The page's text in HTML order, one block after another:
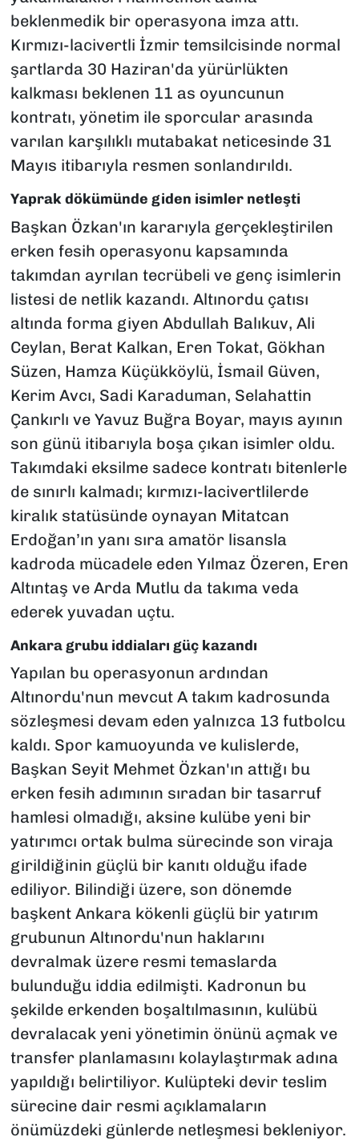
beklenmedik bir operasyona imza attı.
Kırmızı-lacivertli İzmir temsilcisinde normal
şartlarda 30 Haziran'da yürürlükten
kalkması beklenen 11 as oyuncunun
kontratı, yönetim ile sporcular arasında
varılan karşılıklı mutabakat neticesinde 31
Mayıs itibarıyla resmen sonlandırıldı.
Yaprak dökümünde giden isimler netleşti
Başkan Özkan'ın kararıyla gerçekleştirilen
erken fesih operasyonu kapsamında
takımdan ayrılan tecrübeli ve genç isimlerin
listesi de netlik kazandı. Altınordu çatısı
altında forma giyen Abdullah Balıkuv, Ali
Ceylan, Berat Kalkan, Eren Tokat, Gökhan
Süzen, Hamza Küçükköylü, İsmail Güven,
Kerim Avcı, Sadi Karaduman, Selahattin
Çankırlı ve Yavuz Buğra Boyar, mayıs ayının
son günü itibarıyla boşa çıkan isimler oldu.
Takımdaki eksilme sadece kontratı bitenlerle
de sınırlı kalmadı; kırmızı-lacivertlilerde
kiralık statüsünde oynayan Mitatcan
Erdoğan’ın yanı sıra amatör lisansla
kadroda mücadele eden Yılmaz Özeren, Eren
Altıntaş ve Arda Mutlu da takıma veda
ederek yuvadan uçtu.
Ankara grubu iddiaları güç kazandı
Yapılan bu operasyonun ardından
Altınordu'nun mevcut A takım kadrosunda
sözleşmesi devam eden yalnızca 13 futbolcu
kaldı. Spor kamuoyunda ve kulislerde,
Başkan Seyit Mehmet Özkan'ın attığı bu
erken fesih adımının sıradan bir tasarruf
hamlesi olmadığı, aksine kulübe yeni bir
yatırımcı ortak bulma sürecinde son viraja
girildiğinin güçlü bir kanıtı olduğu ifade
ediliyor. Bilindiği üzere, son dönemde
başkent Ankara kökenli güçlü bir yatırım
grubunun Altınordu'nun haklarını
devralmak üzere resmi temaslarda
bulunduğu iddia edilmişti. Kadronun bu
şekilde erkenden boşaltılmasının, kulübü
devralacak yeni yönetimin önünü açmak ve
transfer planlamasını kolaylaştırmak adına
yapıldığı belirtiliyor. Kulüpteki devir teslim
sürecine dair resmi açıklamaların
önümüzdeki günlerde netleşmesi bekleniyor.